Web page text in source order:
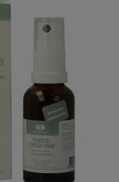
is leeg.
producten.